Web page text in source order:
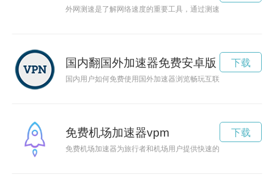
外网测速是了解网络速度的重要工具，通过测速可以及时发现
国内翻国外加速器免费安卓版
国内用户如何免费使用国外加速器浏览畅玩互联网，解锁无限畅
下载
免费机场加速器vpm
免费机场加速器为旅行者和机场用户提供快速的网络连接，极
下载